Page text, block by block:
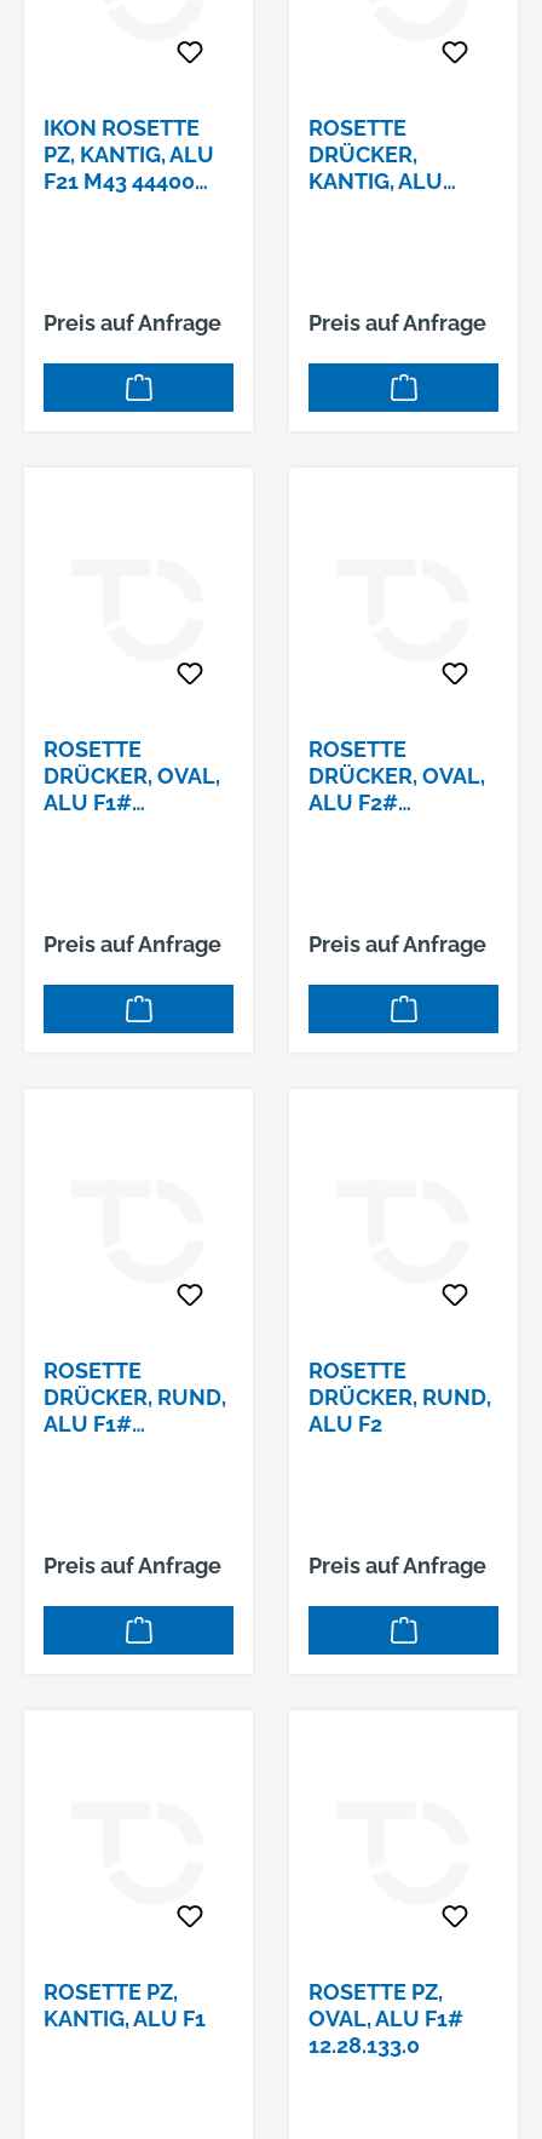
IKON ROSETTE
PZ, KANTIG, ALU
F21 M43 44400
Preis auf Anfrage
ROSETTE
DRÜCKER,
KANTIG, ALU
Preis auf Anfrage
ROSETTE
DRÜCKER, OVAL,
ALU F1#
Preis auf Anfrage
ROSETTE
DRÜCKER, OVAL,
ALU F2#
Preis auf Anfrage
ROSETTE
DRÜCKER, RUND,
ALU F1#
Preis auf Anfrage
ROSETTE
DRÜCKER, RUND,
ALU F2
Preis auf Anfrage
ROSETTE PZ,
KANTIG, ALU F1
ROSETTE PZ,
OVAL, ALU F1#
12.28.133.0